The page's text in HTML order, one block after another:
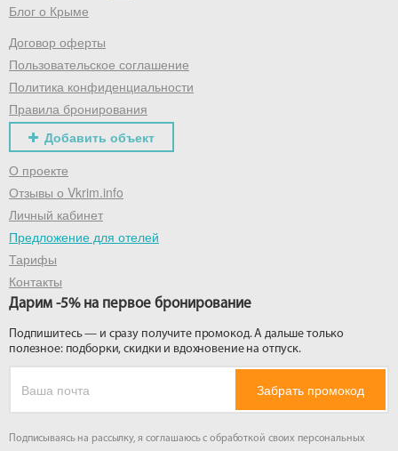
Блог о Крыме
Договор оферты
Пользовательское соглашение
Политика конфиденциальности
Правила бронирования
Добавить объект
О проекте
Отзывы о Vkrim.info
Личный кабинет
Предложение для отелей
Тарифы
Контакты
Дарим -5% на первое бронирование
Подпишитесь — и сразу получите промокод. А дальше только
полезное: подборки, скидки и вдохновение на отпуск.
Забрать промокод
Подписываясь на рассылку, я соглашаюсь с обработкой своих персональных